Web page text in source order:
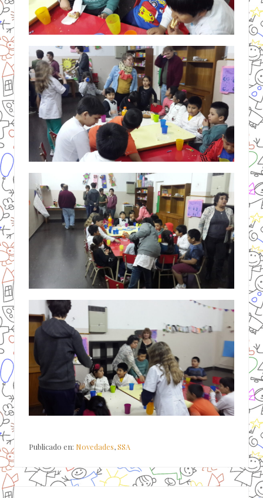
Publicado en: Novedades,SSA